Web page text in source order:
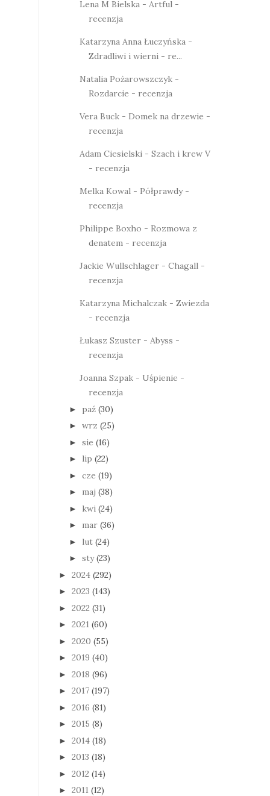
Lena M Bielska - Artful -
recenzja
Katarzyna Anna Łuczyńska -
Zdradliwi i wierni - re...
Natalia Pożarowszczyk -
Rozdarcie - recenzja
Vera Buck - Domek na drzewie -
recenzja
Adam Ciesielski - Szach i krew V
- recenzja
Melka Kowal - Półprawdy -
recenzja
Philippe Boxho - Rozmowa z
denatem - recenzja
Jackie Wullschlager - Chagall -
recenzja
Katarzyna Michalczak - Zwiezda
- recenzja
Łukasz Szuster - Abyss -
recenzja
Joanna Szpak - Uśpienie -
recenzja
► paź (30)
► wrz (25)
► sie (16)
► lip (22)
► cze (19)
► maj (38)
► kwi (24)
► mar (36)
► lut (24)
► sty (23)
► 2024 (292)
► 2023 (143)
► 2022 (31)
► 2021 (60)
► 2020 (55)
► 2019 (40)
► 2018 (96)
► 2017 (197)
► 2016 (81)
► 2015 (8)
► 2014 (18)
► 2013 (18)
► 2012 (14)
► 2011 (12)